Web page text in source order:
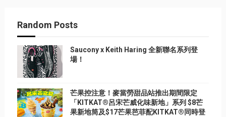
Random Posts
Saucony x Keith Haring 全新聯名系列登
場！
芒果控注意！麥當勞甜品站推出期間限定
「KITKAT®呂宋芒威化味新地」系列 $8芒
果新地筒及$17芒果芭菲配KITKAT®同時登